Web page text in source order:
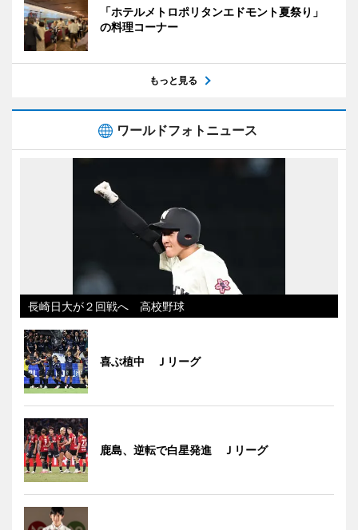
「ホテルメトロポリタンエドモント夏祭り」
の料理コーナー
もっと見る
ワールドフォトニュース
長崎日大が２回戦へ 高校野球
喜ぶ植中 Ｊリーグ
鹿島、逆転で白星発進 Ｊリーグ